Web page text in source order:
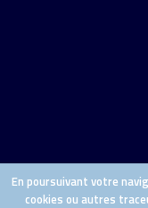
En poursuivant votre
cookies ou autres